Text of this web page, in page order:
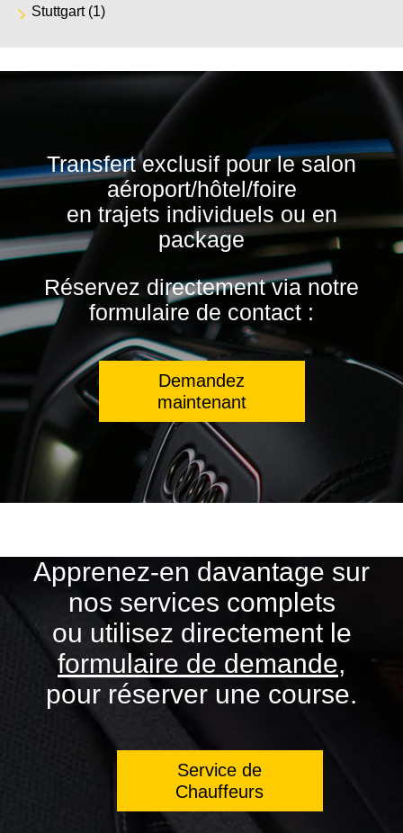
Stuttgart(1)
Transfert exclusif pour le salon
aéroport/hôtel/foire
en trajets individuels ou en
package
Réservez directement via notre
formulaire de contact :
Demandez
maintenant
Apprenez-en davantage sur
nos services complets
ou utilisez directement le
formulaire de demande,
pour réserver une course.
Service de
Chauffeurs